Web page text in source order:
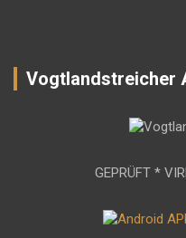
Vogtlandstreicher
GEPRÜFT *